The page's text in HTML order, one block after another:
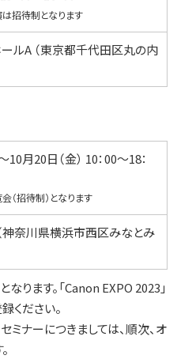
招待制となります
ルA （東京都千代田区丸の内
月20日（金） 10：00～18：
（招待制）となります
神奈川県横浜市西区みなとみ
ります。「Canon EXPO 2023」
ください。
ナーにつきましては、順次、オ